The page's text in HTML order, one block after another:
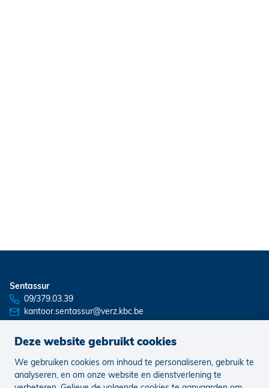
Sentassur
09/379.03.39
kantoor.sentassur@verz.kbc.be
Nieuws Vacatures
Deze website gebruikt cookies
We gebruiken cookies om inhoud te personaliseren, gebruik te
analyseren, en om onze website en dienstverlening te